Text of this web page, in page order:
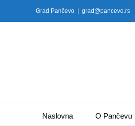
Grad Pančevo grad@pancevo.rs
Naslovna O Pančevu